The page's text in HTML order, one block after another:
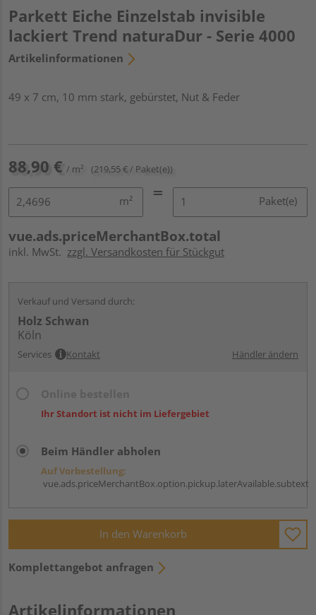
Parkett Eiche Einzelstab invisible
lackiert Trend naturaDur - Serie 4000
Artikelinformationen
49 x 7 cm, 10 mm stark, gebürstet, Nut & Feder
88,90 € / m² (219,55 € / Paket(e))
m² Paket(e)
vue.ads.priceMerchantBox.total
inkl. MwSt. zzgl. Versandkosten für Stückgut
Verkauf und Versand durch:
Holz Schwan
Köln
Services Kontakt Händler ändern
Ihr Standort ist nicht im Liefergebiet
Beim Händler abholen
Auf Vorbestellung:
vue.ads.priceMerchantBox.option.pickup.laterAvailable.subtext
In den Warenkorb
Komplettangebot anfragen
Artikelinformationen